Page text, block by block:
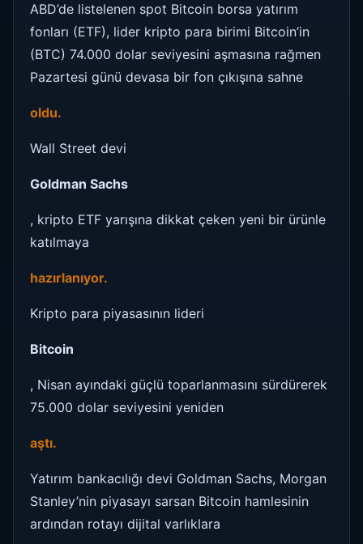
ABD’de listelenen spot Bitcoin borsa yatırım
fonları (ETF), lider kripto para birimi Bitcoin’in
(BTC) 74.000 dolar seviyesini aşmasına rağmen
Pazartesi günü devasa bir fon çıkışına sahne
oldu.
Wall Street devi
Goldman Sachs
, kripto ETF yarışına dikkat çeken yeni bir ürünle
katılmaya
hazırlanıyor.
Kripto para piyasasının lideri
Bitcoin
, Nisan ayındaki güçlü toparlanmasını sürdürerek
75.000 dolar seviyesini yeniden
aştı.
Yatırım bankacılığı devi Goldman Sachs, Morgan
Stanley’nin piyasayı sarsan Bitcoin hamlesinin
ardından rotayı dijital varlıklara